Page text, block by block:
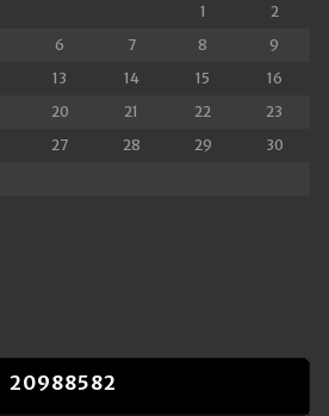
1
2
6 7 8
9
13 14 15
16
20 21 22
23
27 28 29
30
20988582